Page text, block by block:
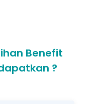
Benefit
?